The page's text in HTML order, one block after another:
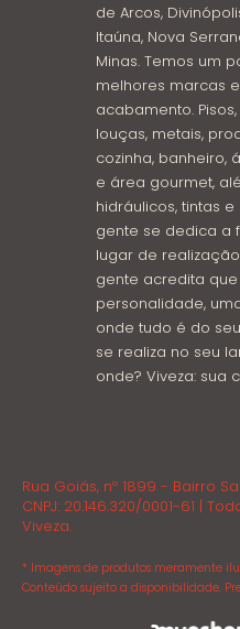
de Arcos,
Itaúna, Nova
Minas. Temos um
melhores marcas
acabamento.
louças, metais,
cozinha, banheiro,
e área gourmet,
hidráulicos, tintas
gente se dedica a
lugar de
gente acredita
personalidade,
onde tudo é do
se realiza no seu
onde? Viveza: sua
Rua Goiás, nº 1899 - Bairro
CNPJ: 20.146.320/0001-61 |
Viveza.
* Imagens de produtos meramente
Conteúdo sujeito a disponibilidade.